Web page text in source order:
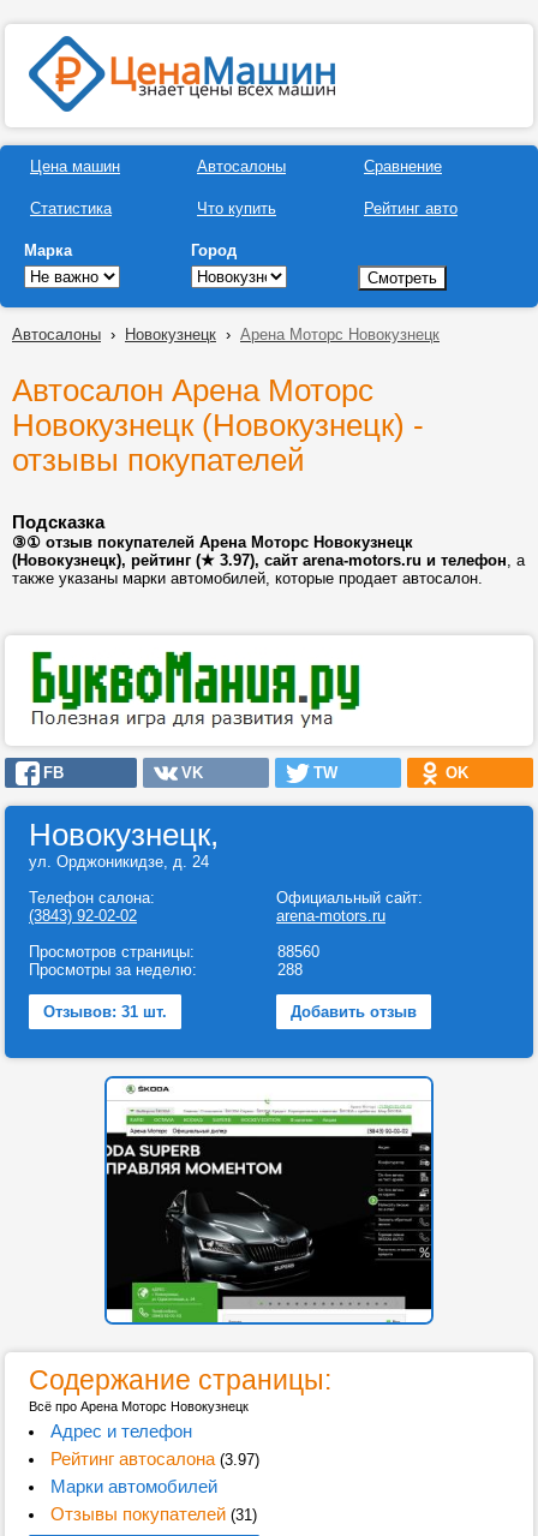
Цена машин
Статистика
Автосалоны
Что купить
Сравнение
Рейтинг авто
Марка Город
Автосалоны › Новокузнецк › Арена Моторс Новокузнецк
Автосалон Арена Моторс
Новокузнецк (Новокузнецк) -
отзывы покупателей
Подсказка
③① отзыв покупателей Арена Моторс Новокузнецк
(Новокузнецк), рейтинг (★ 3.97), сайт arena-motors.ru и телефон, а
также указаны марки автомобилей, которые продает автосалон.
FB VK TW OK
Новокузнецк,
ул. Орджоникидзе, д. 24
Телефон салона:
(3843) 92-02-02
Официальный сайт:
arena-motors.ru
Просмотров страницы:
Просмотры за неделю:
88560
288
Отзывов: 31 шт. Добавить отзыв
Содержание страницы:
Всё про Арена Моторс Новокузнецк
Адрес и телефон
Рейтинг автосалона(3.97)
Марки автомобилей
Отзывы покупателей(31)